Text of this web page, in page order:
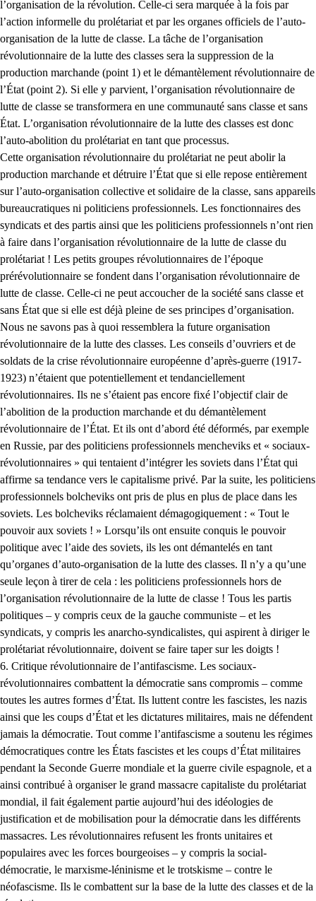
l’organisation de la révolution. Celle-ci sera marquée à la fois par
l’action informelle du prolétariat et par les organes officiels de l’auto-
organisation de la lutte de classe. La tâche de l’organisation
révolutionnaire de la lutte des classes sera la suppression de la
production marchande (point 1) et le démantèlement révolutionnaire de
l’État (point 2). Si elle y parvient, l’organisation révolutionnaire de
lutte de classe se transformera en une communauté sans classe et sans
État. L’organisation révolutionnaire de la lutte des classes est donc
l’auto-abolition du prolétariat en tant que processus.
Cette organisation révolutionnaire du prolétariat ne peut abolir la
production marchande et détruire l’État que si elle repose entièrement
sur l’auto-organisation collective et solidaire de la classe, sans appareils
bureaucratiques ni politiciens professionnels. Les fonctionnaires des
syndicats et des partis ainsi que les politiciens professionnels n’ont rien
à faire dans l’organisation révolutionnaire de la lutte de classe du
prolétariat ! Les petits groupes révolutionnaires de l’époque
prérévolutionnaire se fondent dans l’organisation révolutionnaire de
lutte de classe. Celle-ci ne peut accoucher de la société sans classe et
sans État que si elle est déjà pleine de ses principes d’organisation.
Nous ne savons pas à quoi ressemblera la future organisation
révolutionnaire de la lutte des classes. Les conseils d’ouvriers et de
soldats de la crise révolutionnaire européenne d’après-guerre (1917-
1923) n’étaient que potentiellement et tendanciellement
révolutionnaires. Ils ne s’étaient pas encore fixé l’objectif clair de
l’abolition de la production marchande et du démantèlement
révolutionnaire de l’État. Et ils ont d’abord été déformés, par exemple
en Russie, par des politiciens professionnels mencheviks et « sociaux-
révolutionnaires » qui tentaient d’intégrer les soviets dans l’État qui
affirme sa tendance vers le capitalisme privé. Par la suite, les politiciens
professionnels bolcheviks ont pris de plus en plus de place dans les
soviets. Les bolcheviks réclamaient démagogiquement : « Tout le
pouvoir aux soviets ! » Lorsqu’ils ont ensuite conquis le pouvoir
politique avec l’aide des soviets, ils les ont démantelés en tant
qu’organes d’auto-organisation de la lutte des classes. Il n’y a qu’une
seule leçon à tirer de cela : les politiciens professionnels hors de
l’organisation révolutionnaire de la lutte de classe ! Tous les partis
politiques – y compris ceux de la gauche communiste – et les
syndicats, y compris les anarcho-syndicalistes, qui aspirent à diriger le
prolétariat révolutionnaire, doivent se faire taper sur les doigts !
6. Critique révolutionnaire de l’antifascisme. Les sociaux-
révolutionnaires combattent la démocratie sans compromis – comme
toutes les autres formes d’État. Ils luttent contre les fascistes, les nazis
ainsi que les coups d’État et les dictatures militaires, mais ne défendent
jamais la démocratie. Tout comme l’antifascisme a soutenu les régimes
démocratiques contre les États fascistes et les coups d’État militaires
pendant la Seconde Guerre mondiale et la guerre civile espagnole, et a
ainsi contribué à organiser le grand massacre capitaliste du prolétariat
mondial, il fait également partie aujourd’hui des idéologies de
justification et de mobilisation pour la démocratie dans les différents
massacres. Les révolutionnaires refusent les fronts unitaires et
populaires avec les forces bourgeoises – y compris la social-
démocratie, le marxisme-léninisme et le trotskisme – contre le
néofascisme. Ils le combattent sur la base de la lutte des classes et de la